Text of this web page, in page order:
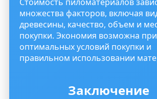
множества факторов, включая
древесины, качество, объем и
покупки. Экономия возможна
оптимальных условий покупки и
правильном использовании
Заключение